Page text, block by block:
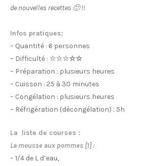
de nouvelles recettes 🙂 !!
Infos pratiques:
– Quantité : 6 personnes
– Difficulté : ☆☆☆☆☆
– Préparation : plusieurs heures
– Cuisson : 25 à 30 minutes
– Congélation : plusieurs heures
– Réfrigération (décongélation) : 5h
La liste de courses :
La mousse aux pommes [1] :
– 1/4 de L d’eau,